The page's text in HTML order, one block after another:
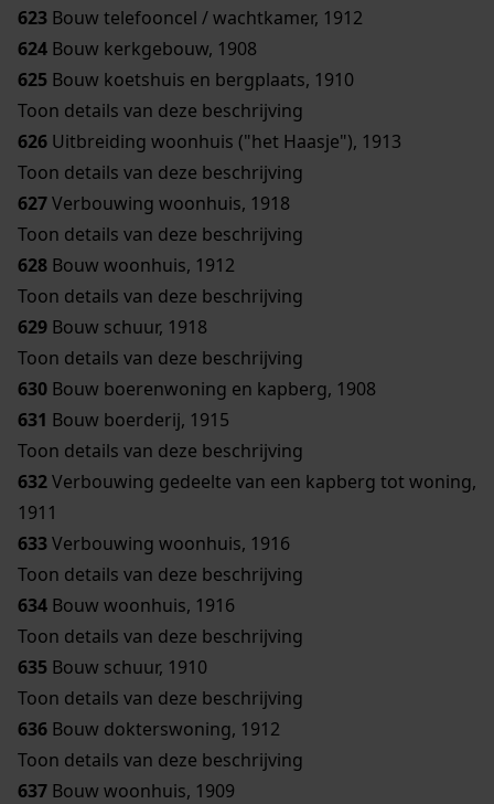
623 Bouw telefooncel / wachtkamer, 1912
624 Bouw kerkgebouw, 1908
625 Bouw koetshuis en bergplaats, 1910
Toon details van deze beschrijving
626 Uitbreiding woonhuis ("het Haasje"), 1913
Toon details van deze beschrijving
627Verbouwing woonhuis, 1918
Toon details van deze beschrijving
628 Bouw woonhuis, 1912
Toon details van deze beschrijving
629 Bouw schuur, 1918
Toon details van deze beschrijving
630 Bouw boerenwoning en kapberg, 1908
631 Bouw boerderij, 1915
Toon details van deze beschrijving
632Verbouwing gedeelte van een kapberg tot woning,
1911
633Verbouwing woonhuis, 1916
Toon details van deze beschrijving
634 Bouw woonhuis, 1916
Toon details van deze beschrijving
635 Bouw schuur, 1910
Toon details van deze beschrijving
636 Bouw dokterswoning, 1912
Toon details van deze beschrijving
637 Bouw woonhuis, 1909